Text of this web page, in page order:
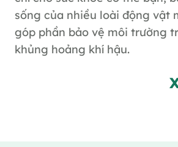
sống của nhiều loài động vật
góp phần bảo vệ môi trường
khủng hoảng khí hậu.